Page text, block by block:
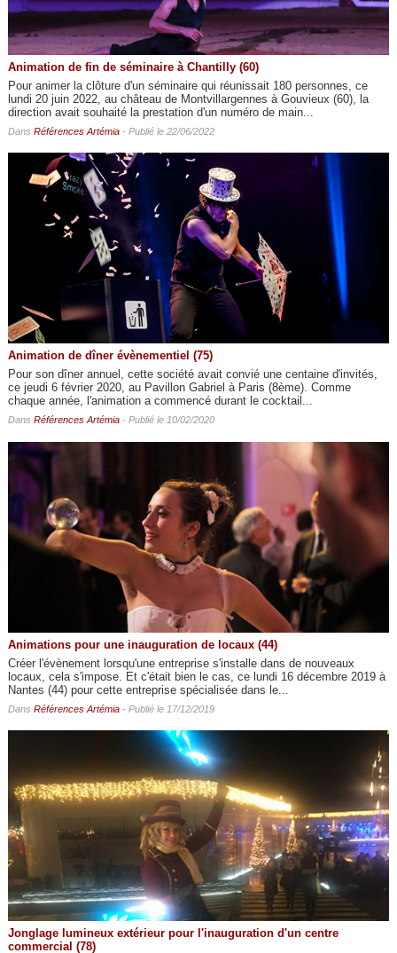
Animation de fin de séminaire à Chantilly (60)
Pour animer la clôture d'un séminaire qui réunissait 180 personnes, ce
lundi 20 juin 2022, au château de Montvillargennes à Gouvieux (60), la
direction avait souhaité la prestation d'un numéro de main...
Dans Références Artémia- Publié le 22/06/2022
Animation de dîner évènementiel (75)
Pour son dîner annuel, cette société avait convié une centaine d'invités,
ce jeudi 6 février 2020, au Pavillon Gabriel à Paris (8ème). Comme
chaque année, l'animation a commencé durant le cocktail...
Dans Références Artémia- Publié le 10/02/2020
Animations pour une inauguration de locaux (44)
Créer l'évènement lorsqu'une entreprise s'installe dans de nouveaux
locaux, cela s'impose. Et c'était bien le cas, ce lundi 16 décembre 2019 à
Nantes (44) pour cette entreprise spécialisée dans le...
Dans Références Artémia- Publié le 17/12/2019
Jonglage lumineux extérieur pour l'inauguration d'un centre
commercial (78)